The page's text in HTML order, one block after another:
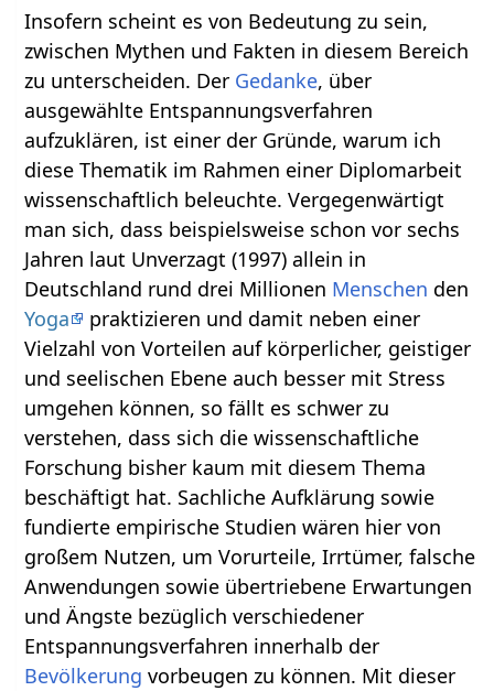
Insofern scheint es von Bedeutung zu sein,
zwischen Mythen und Fakten in diesem Bereich
zu unterscheiden. Der Gedanke, über
ausgewählte Entspannungsverfahren
aufzuklären, ist einer der Gründe, warum ich
diese Thematik im Rahmen einer Diplomarbeit
wissenschaftlich beleuchte. Vergegenwärtigt
man sich, dass beispielsweise schon vor sechs
Jahren laut Unverzagt (1997) allein in
Deutschland rund drei Millionen Menschen den
Yoga
praktizieren und damit neben einer
Vielzahl von Vorteilen auf körperlicher, geistiger
und seelischen Ebene auch besser mit Stress
umgehen können, so fällt es schwer zu
verstehen, dass sich die wissenschaftliche
Forschung bisher kaum mit diesem Thema
beschäftigt hat. Sachliche Aufklärung sowie
fundierte empirische Studien wären hier von
großem Nutzen, um Vorurteile, Irrtümer, falsche
Anwendungen sowie übertriebene Erwartungen
und Ängste bezüglich verschiedener
Entspannungsverfahren innerhalb der
Bevölkerung vorbeugen zu können. Mit dieser